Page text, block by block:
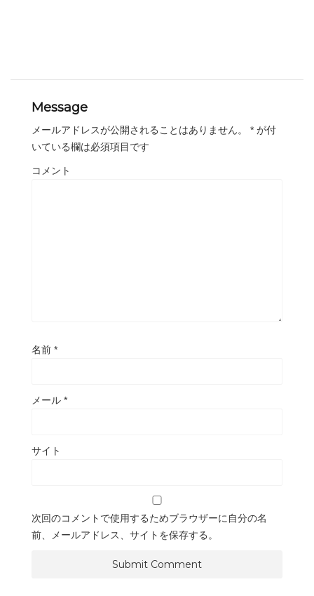
Message
メールアドレスが公開されることはありません。 * が付
いている欄は必須項目です
コメント
名前 *
メール *
サイト
次回のコメントで使用するためブラウザーに自分の名
前、メールアドレス、サイトを保存する。